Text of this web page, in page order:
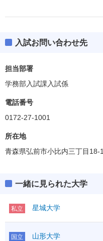
入試お問い合わせ先
担当部署
学務部入試課入試係
電話番号
0172-27-1001
所在地
青森県弘前市小比内三丁目18-1
一緒に見られた大学
私立 星城大学
国立 山形大学